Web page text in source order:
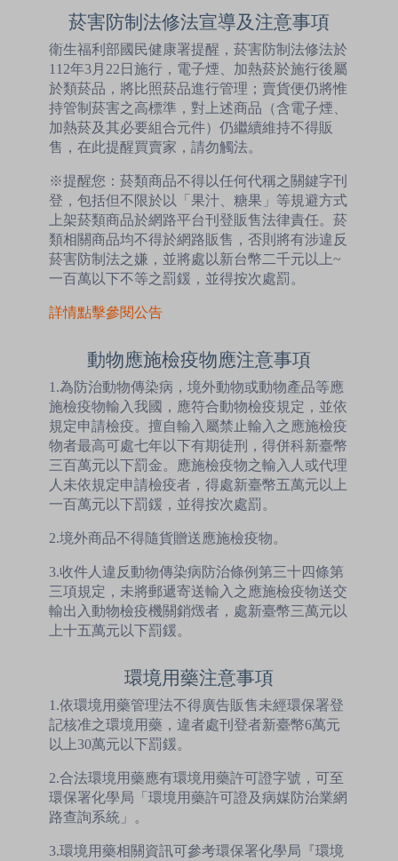
菸害防制法修法宣導及注意事項
衛生福利部國民健康署提醒，菸害防制法修法於
112年3月22日施行，電子煙、加熱菸於施行後屬
於類菸品，將比照菸品進行管理；賣貨便仍將惟
持管制菸害之高標準，對上述商品（含電子煙、
加熱菸及其必要組合元件）仍繼續維持不得販
售，在此提醒買賣家，請勿觸法。
※提醒您：菸類商品不得以任何代稱之關鍵字刊
登，包括但不限於以「果汁、糖果」等規避方式
上架菸類商品於網路平台刊登販售法律責任。菸
類相關商品均不得於網路販售，否則將有涉違反
菸害防制法之嫌，並將處以新台幣二千元以上~
一百萬以下不等之罰鍰，並得按次處罰。
詳情點擊參閱公告
動物應施檢疫物應注意事項
1.為防治動物傳染病，境外動物或動物產品等應
施檢疫物輸入我國，應符合動物檢疫規定，並依
規定申請檢疫。擅自輸入屬禁止輸入之應施檢疫
物者最高可處七年以下有期徒刑，得併科新臺幣
三百萬元以下罰金。應施檢疫物之輸入人或代理
人未依規定申請檢疫者，得處新臺幣五萬元以上
一百萬元以下罰鍰，並得按次處罰。
2.境外商品不得隨貨贈送應施檢疫物。
3.收件人違反動物傳染病防治條例第三十四條第
三項規定，未將郵遞寄送輸入之應施檢疫物送交
輸出入動物檢疫機關銷燬者，處新臺幣三萬元以
上十五萬元以下罰鍰。
環境用藥注意事項
1.依環境用藥管理法不得廣告販售未經環保署登
記核准之環境用藥，違者處刊登者新臺幣6萬元
以上30萬元以下罰鍰。
2.合法環境用藥應有環境用藥許可證字號，可至
環保署化學局「環境用藥許可證及病媒防治業網
路查詢系統」。
3.環境用藥相關資訊可參考環保署化學局『環境